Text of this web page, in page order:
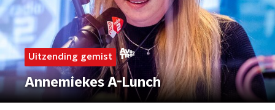
Uitzending gemist
Annemiekes A-Lunch